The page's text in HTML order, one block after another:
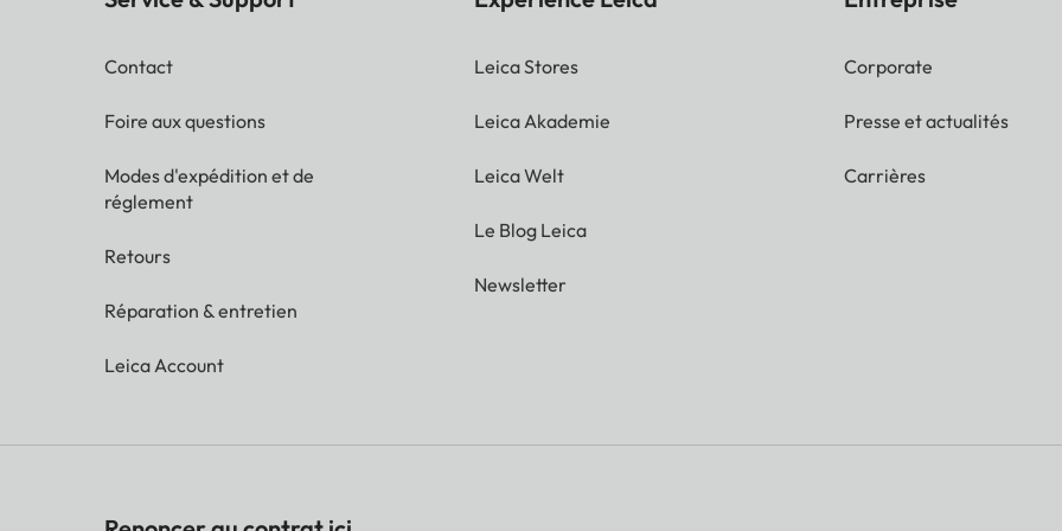
Contact
Foire aux questions
Modes d'expédition et de
réglement
Retours
Réparation & entretien
Leica Account
Leica Stores
Leica Akademie
Leica Welt
Le Blog Leica
Newsletter
Corporate
Presse et actualités
Carrières